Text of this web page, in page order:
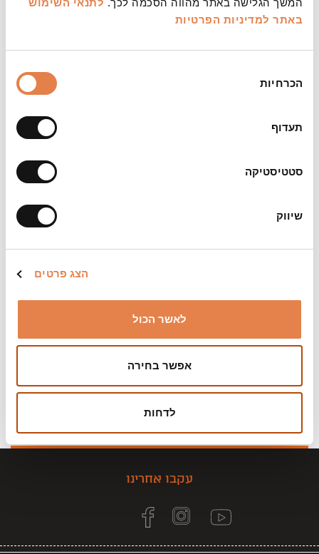
באתר למדיניות הפרטיות
הסכמה
הכרחיות
תעדוף
סטטיסטיקה
שיווק
הצג פרטים
לאשר הכול
אפשר בחירה
לדחות
צילום:
ביקורות:
סינמאקשן)
עקבו אחרינו